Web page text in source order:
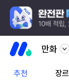
만화
추천 장르